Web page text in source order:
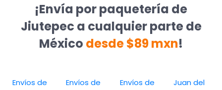
¡Envía por paquetería de
Jiutepec a cualquier parte de
México desde $89 mxn!
Envíos de
Envíos de
Envíos de
Juan del